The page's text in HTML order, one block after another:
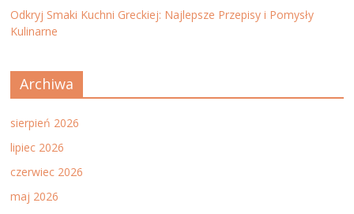
Odkryj Smaki Kuchni Greckiej: Najlepsze Przepisy i Pomysły
Kulinarne
Archiwa
sierpień 2026
lipiec 2026
czerwiec 2026
maj 2026